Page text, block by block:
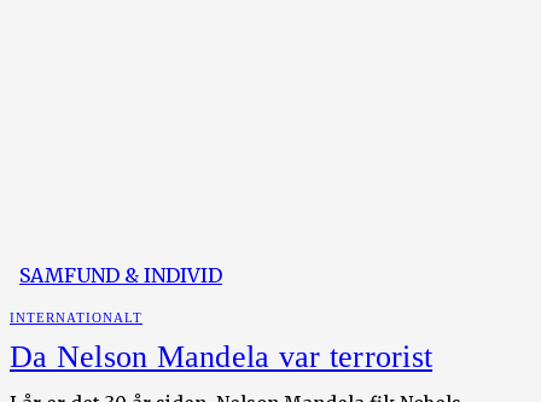
SAMFUND & INDIVID
INTERNATIONALT
Da Nelson Mandela var terrorist